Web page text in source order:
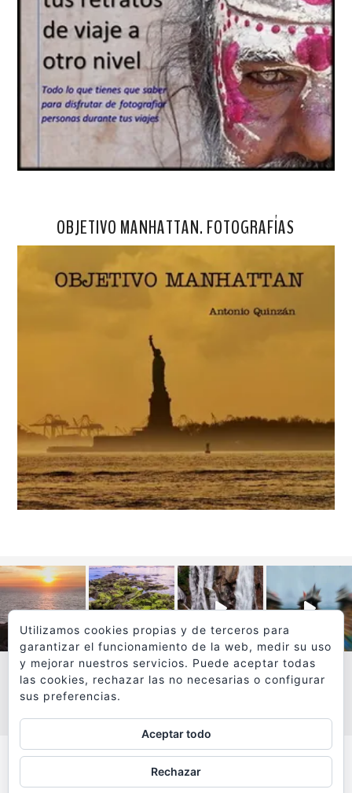
OBJETIVO MANHATTAN. FOTOGRAFÍAS
VER MÁS
Todos los textos y fotografías de
Utilizamos cookies propias y de terceros para
garantizar el funcionamiento de la web, medir su uso
y mejorar nuestros servicios. Puede aceptar todas
las cookies, rechazar las no necesarias o configurar
sus preferencias.
Aceptar todo
Rechazar